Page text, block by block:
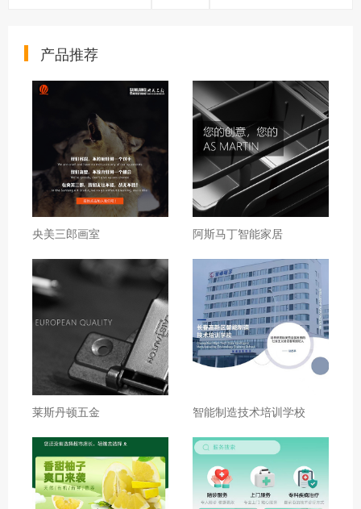
产品推荐
央美三郎画室 阿斯马丁智能家居
莱斯丹顿五金 智能制造技术培训学校